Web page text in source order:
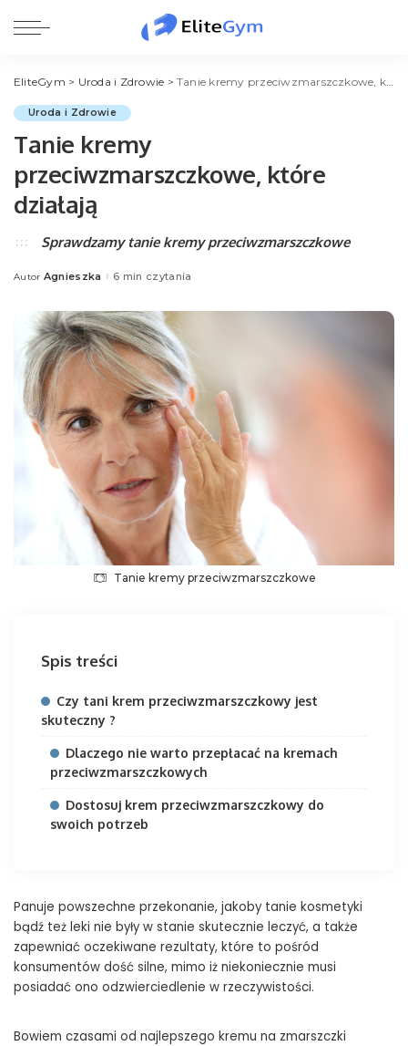
EliteGym > Uroda i Zdrowie > Tanie kremy przeciwzmarszczkowe, które działają
Uroda i Zdrowie
Tanie kremy
przeciwzmarszczkowe, które
działają
Sprawdzamy tanie kremy przeciwzmarszczkowe
Posted
Autor Agnieszka 6 min czytania
Tanie kremy przeciwzmarszczkowe
Spis treści
Czy tani krem przeciwzmarszczkowy jest
skuteczny ?
Dlaczego nie warto przepłacać na kremach
przeciwzmarszczkowych
Dostosuj krem przeciwzmarszczkowy do
swoich potrzeb
Panuje powszechne przekonanie, jakoby tanie kosmetyki
bądź też leki nie były w stanie skutecznie leczyć, a także
zapewniać oczekiwane rezultaty, które to pośród
konsumentów dość silne, mimo iż niekoniecznie musi
posiadać ono odzwierciedlenie w rzeczywistości.
Bowiem czasami od najlepszego kremu na zmarszczki